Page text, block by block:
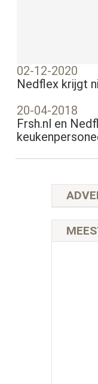
02-12-2020
Nedflex krijgt
20-04-2018
Frsh.nl en